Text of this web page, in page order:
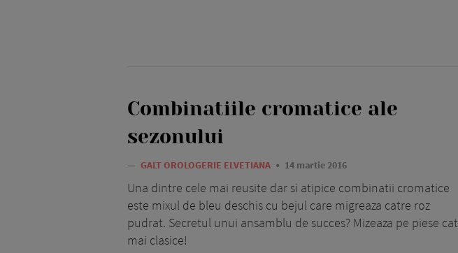
Combinatiile cromatice ale
sezonului
— GALT OROLOGERIE ELVETIANA 14 martie 2016
Una dintre cele mai reusite dar si atipice combinatii cromatice
este mixul de bleu deschis cu bejul care migreaza catre roz
pudrat. Secretul unui ansamblu de succes? Mizeaza pe piese cat
mai clasice!